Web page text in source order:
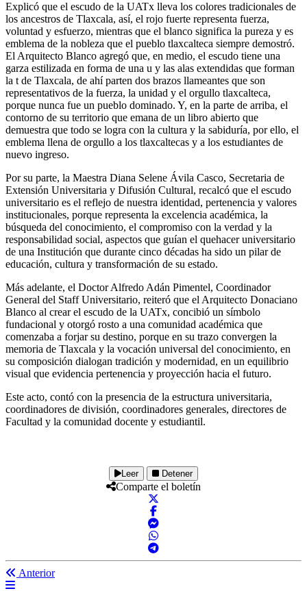
Explicó que el escudo de la UATx lleva los colores tradicionales de
los ancestros de Tlaxcala, así, el rojo fuerte representa fuerza,
voluntad y esfuerzo, mientras que el blanco significa la pureza y es
emblema de la nobleza que el pueblo tlaxcalteca siempre demostró.
El Arquitecto Blanco agregó que, en medio, el escudo tiene una
garza estilizada en forma de una u y las alas extendidas que forman
la t de Tlaxcala, de ahí parten dos brazos llameantes que son
representativos de la fuerza, la unidad y el orgullo tlaxcalteca,
porque nunca fue un pueblo dominado. Y, en la parte de arriba, el
contorno de su territorio que emana de un libro abierto que
demuestra que todo se logra con la cultura y la sabiduría, por ello, el
emblema llena de orgullo a los tlaxcaltecas y a los estudiantes de
nuevo ingreso.
Por su parte, la Maestra Diana Selene Ávila Casco, Secretaria de
Extensión Universitaria y Difusión Cultural, recalcó que el escudo
universitario es el reflejo de nuestra identidad, pertenencia y valores
institucionales, porque representa la excelencia académica, la
búsqueda del conocimiento, el compromiso con la verdad y la
responsabilidad social, aspectos que guían el quehacer universitario
de una Institución que durante cinco décadas ha sido un pilar de
educación, cultura y transformación de su estado.
Más adelante, el Doctor Alfredo Adán Pimentel, Coordinador
General del Staff Universitario, reiteró que el Arquitecto Donaciano
Blanco al crear el escudo de la UATx, concibió un símbolo
fundacional y otorgó rosto a una comunidad académica que
comenzaba a forjar su destino, porque en su trazo convergen la
memoria de Tlaxcala y la vocación universal del conocimiento, en
su composición dialogan tradición y modernidad, en un equilibrio
visual que evidencia pertenencia y proyección hacia el futuro.
Este acto, contó con la presencia de la estructura universitaria,
coordinadores de división, coordinadores generales, directores de
Facultad y la comunidad docente y estudiantil.
Leer Detener
Comparte el boletín
Anterior